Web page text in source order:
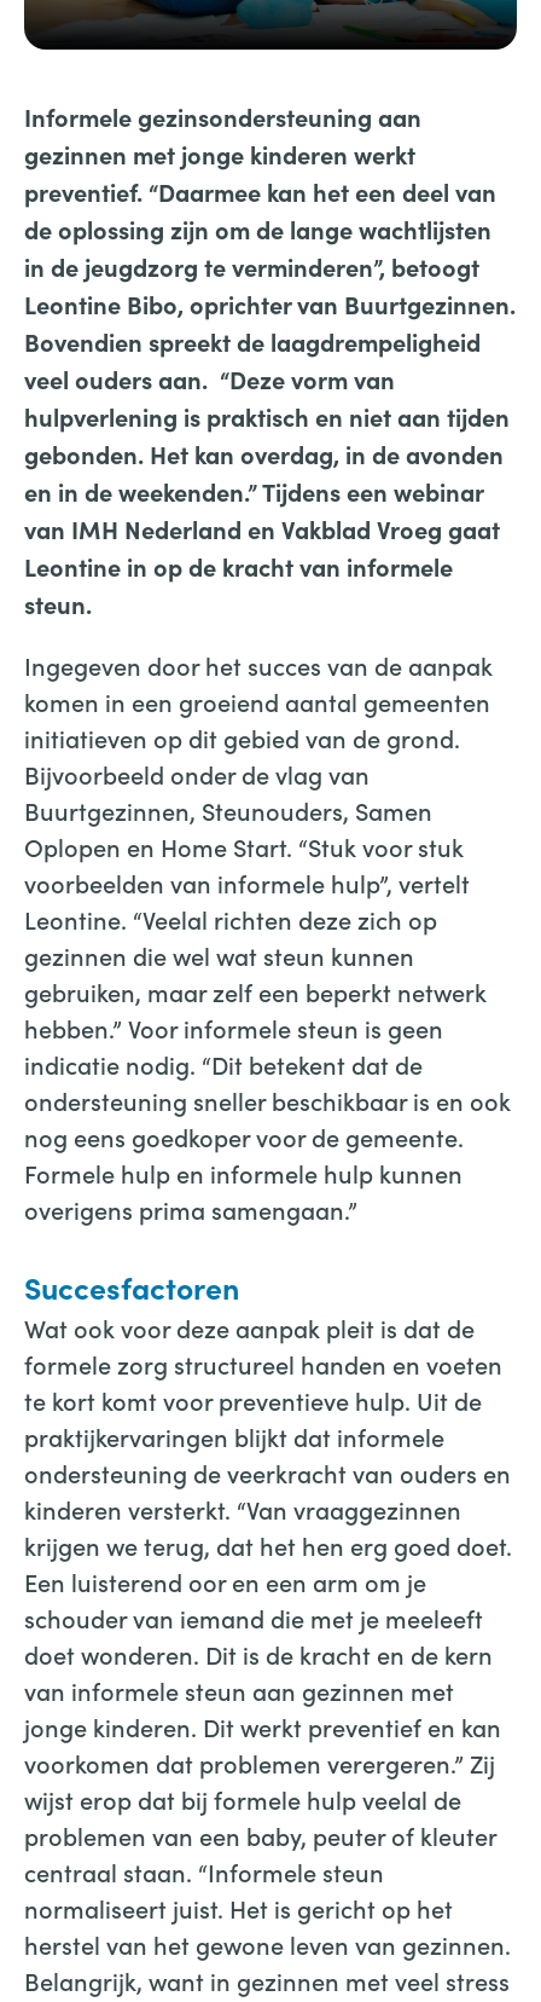
Informele gezinsondersteuning aan
gezinnen met jonge kinderen werkt
preventief. “Daarmee kan het een deel van
de oplossing zijn om de lange wachtlijsten
in de jeugdzorg te verminderen”, betoogt
Leontine Bibo, oprichter van Buurtgezinnen.
Bovendien spreekt de laagdrempeligheid
veel ouders aan. “Deze vorm van
hulpverlening is praktisch en niet aan tijden
gebonden. Het kan overdag, in de avonden
en in de weekenden.” Tijdens een webinar
van IMH Nederland en Vakblad Vroeg gaat
Leontine in op de kracht van informele
steun.
Ingegeven door het succes van de aanpak
komen in een groeiend aantal gemeenten
initiatieven op dit gebied van de grond.
Bijvoorbeeld onder de vlag van
Buurtgezinnen, Steunouders, Samen
Oplopen en Home Start. “Stuk voor stuk
voorbeelden van informele hulp”, vertelt
Leontine. “Veelal richten deze zich op
gezinnen die wel wat steun kunnen
gebruiken, maar zelf een beperkt netwerk
hebben.” Voor informele steun is geen
indicatie nodig. “Dit betekent dat de
ondersteuning sneller beschikbaar is en ook
nog eens goedkoper voor de gemeente.
Formele hulp en informele hulp kunnen
overigens prima samengaan.”
Succesfactoren
Wat ook voor deze aanpak pleit is dat de
formele zorg structureel handen en voeten
te kort komt voor preventieve hulp. Uit de
praktijkervaringen blijkt dat informele
ondersteuning de veerkracht van ouders en
kinderen versterkt. “Van vraaggezinnen
krijgen we terug, dat het hen erg goed doet.
Een luisterend oor en een arm om je
schouder van iemand die met je meeleeft
doet wonderen. Dit is de kracht en de kern
van informele steun aan gezinnen met
jonge kinderen. Dit werkt preventief en kan
voorkomen dat problemen verergeren.” Zij
wijst erop dat bij formele hulp veelal de
problemen van een baby, peuter of kleuter
centraal staan. “Informele steun
normaliseert juist. Het is gericht op het
herstel van het gewone leven van gezinnen.
Belangrijk, want in gezinnen met veel stress